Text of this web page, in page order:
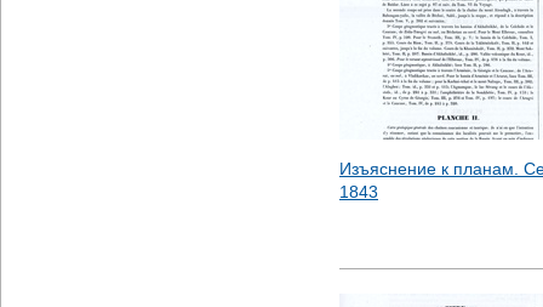
Изъяснение к планам.
1843